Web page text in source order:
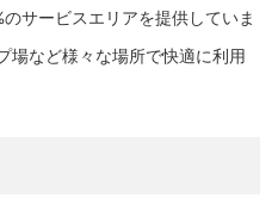
サービスエリアを提供していま
場など様々な場所で快適に利用